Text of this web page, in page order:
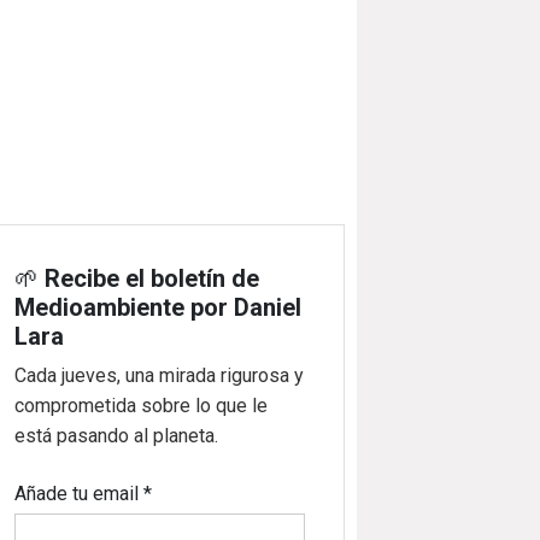
🌱 Recibe el boletín de
Medioambiente por Daniel
Lara
Cada jueves, una mirada rigurosa y
comprometida sobre lo que le
está pasando al planeta.
Añade tu email*